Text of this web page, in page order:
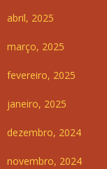
abril, 2025
março, 2025
fevereiro, 2025
janeiro, 2025
dezembro, 2024
novembro, 2024